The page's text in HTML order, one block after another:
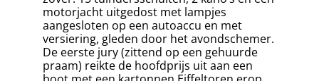
motorjacht uitgedost met lampjes
aangesloten op een autoaccu en met
versiering, gleden door het avondschemer.
De eerste jury (zittend op een gehuurde
praam) reikte de hoofdprijs uit aan een